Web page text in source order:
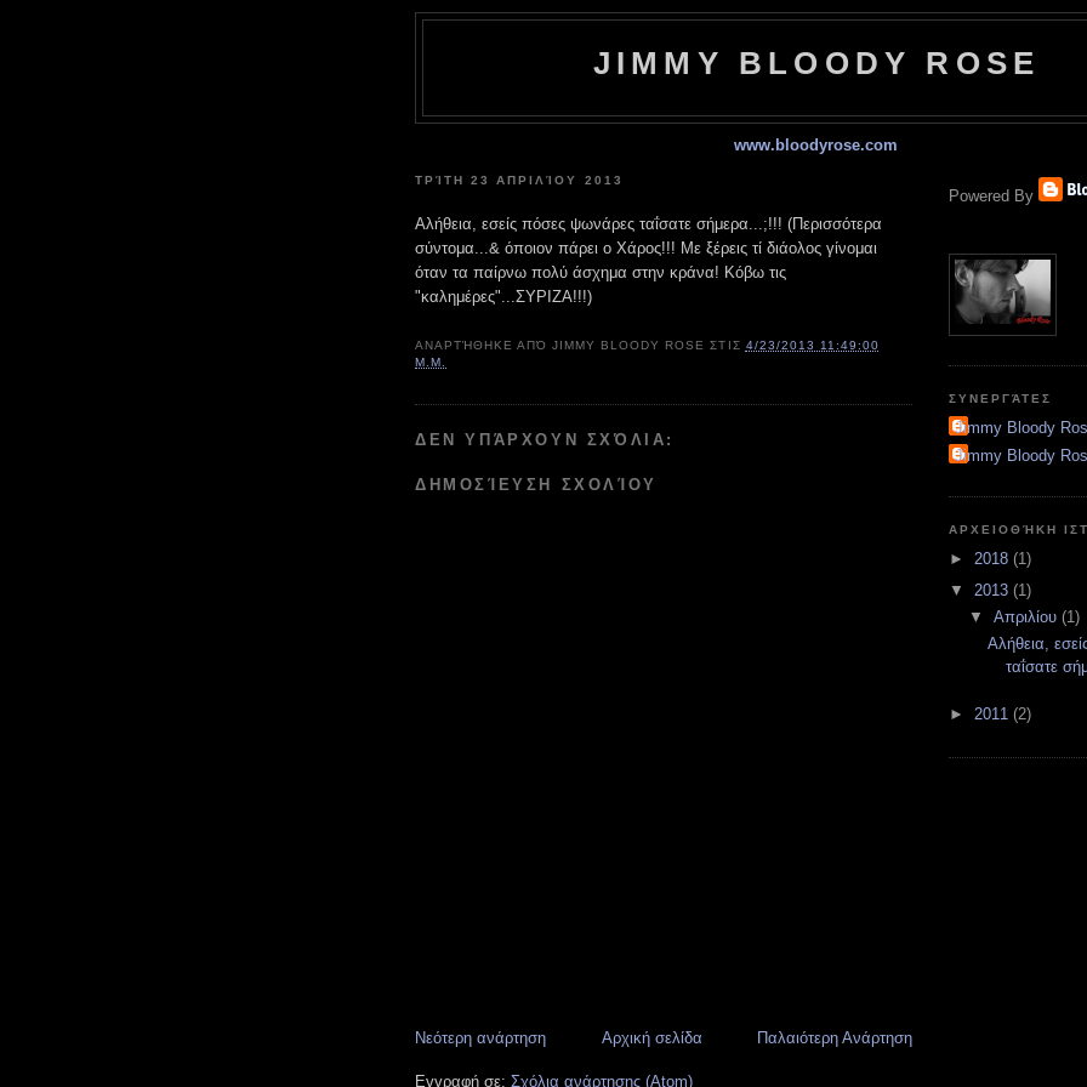
JIMMY BLOODY ROSE
www.bloodyrose.com
ΤΡΊΤΗ 23 ΑΠΡΙΛΊΟΥ 2013
Αλήθεια, εσείς πόσες ψωνάρες ταΐσατε σήμερα...;!!! (Περισσότερα
σύντομα...& όποιον πάρει ο Χάρος!!! Με ξέρεις τί διάολος γίνομαι
όταν τα παίρνω πολύ άσχημα στην κράνα! Κόβω τις
"καλημέρες"...ΣΥΡΙΖΑ!!!)
ΑΝΑΡΤΉΘΗΚΕ ΑΠΌJIMMY BLOODY ROSE ΣΤΙΣ 4/23/2013 11:49:00
Μ.Μ.
ΔΕΝ ΥΠΆΡΧΟΥΝ ΣΧΌΛΙΑ:
ΔΗΜΟΣΊΕΥΣΗ ΣΧΟΛΊΟΥ
Νεότερη ανάρτηση Παλαιότερη Ανάρτηση
Αρχική σελίδα
Εγγραφή σε: Σχόλια ανάρτησης (Atom)
Powered By
ΣΥΝΕΡΓΆΤΕΣ
Jimmy Bloody
Jimmy Bloody
ΑΡΧΕΙΟΘΉΚΗ
► 2018 (1)
▼ 2013 (1)
▼ Απριλίου (1)
Αλήθεια,
ταΐσατε
► 2011 (2)